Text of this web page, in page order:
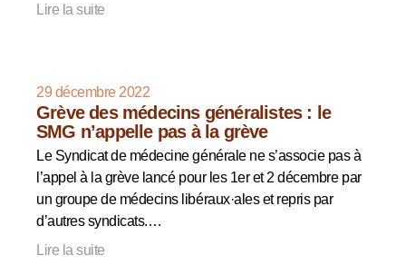
Lire la suite
29 décembre 2022
Grève des médecins généralistes : le
SMG n’appelle pas à la grève
Le Syndicat de médecine générale ne s’associe pas à
l’appel à la grève lancé pour les 1er et 2 décembre par
un groupe de médecins libéraux·ales et repris par
d’autres syndicats.…
Lire la suite